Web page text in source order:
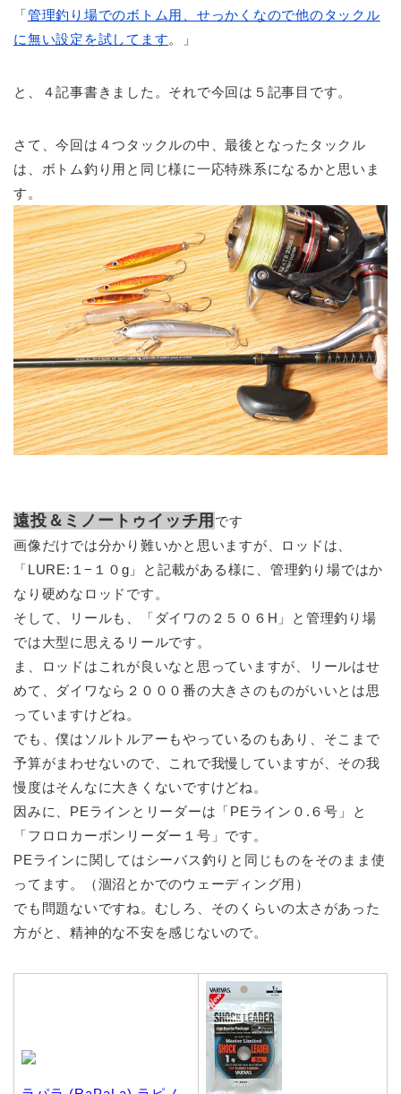
「管理釣り場でのボトム用、せっかくなので他のタックル
に無い設定を試してます。」
と、４記事書きました。それで今回は５記事目です。
さて、今回は４つタックルの中、最後となったタックル
は、ボトム釣り用と同じ様に一応特殊系になるかと思いま
す。
遠投＆ミノートゥイッチ用 です
画像だけでは分かり難いかと思いますが、ロッドは、
「LURE:１−１０g」と記載がある様に、管理釣り場ではか
なり硬めなロッドです。
そして、リールも、「ダイワの２５０６H」と管理釣り場
では大型に思えるリールです。
ま、ロッドはこれが良いなと思っていますが、リールはせ
めて、ダイワなら２０００番の大きさのものがいいとは思
っていますけどね。
でも、僕はソルトルアーもやっているのもあり、そこまで
予算がまわせないので、これで我慢していますが、その我
慢度はそんなに大きくないですけどね。
因みに、PEラインとリーダーは「PEライン０.６号」と
「フロロカーボンリーダー１号」です。
PEラインに関してはシーバス釣りと同じものをそのまま使
ってます。（涸沼とかでのウェーディング用）
でも問題ないですね。むしろ、そのくらいの太さがあった
方がと、精神的な不安を感じないので。